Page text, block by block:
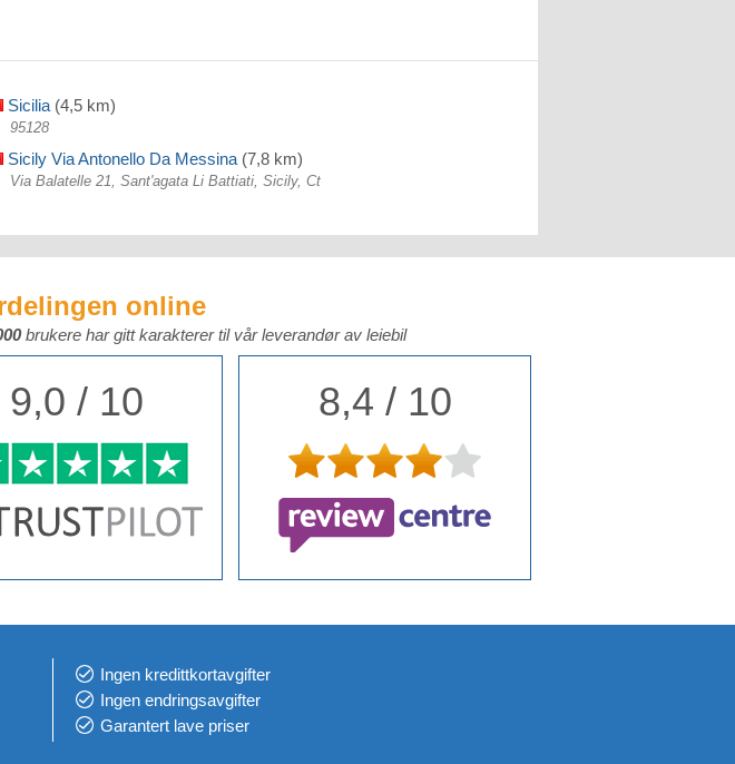
Sicilia (4,5 km)
95128
Sicily Via Antonello Da Messina (7,8 km)
Via Balatelle 21, Sant'agata Li Battiati, Sicily, Ct
online
brukere har gitt karakterer til vår leverandør av leiebil
9,0 / 10 8,4 / 10
Ingen kredittkortavgifter
Ingen endringsavgifter
Garantert lave priser